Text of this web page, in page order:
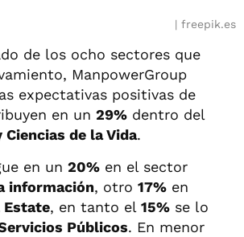
freepik.es
de los ocho sectores que
ManpowerGroup
expectativas positivas de
en un 29% dentro del
Ciencias de la Vida.
en un 20% en el sector
información, otro 17% en
Estate, en tanto el 15% se lo
Públicos. En menor